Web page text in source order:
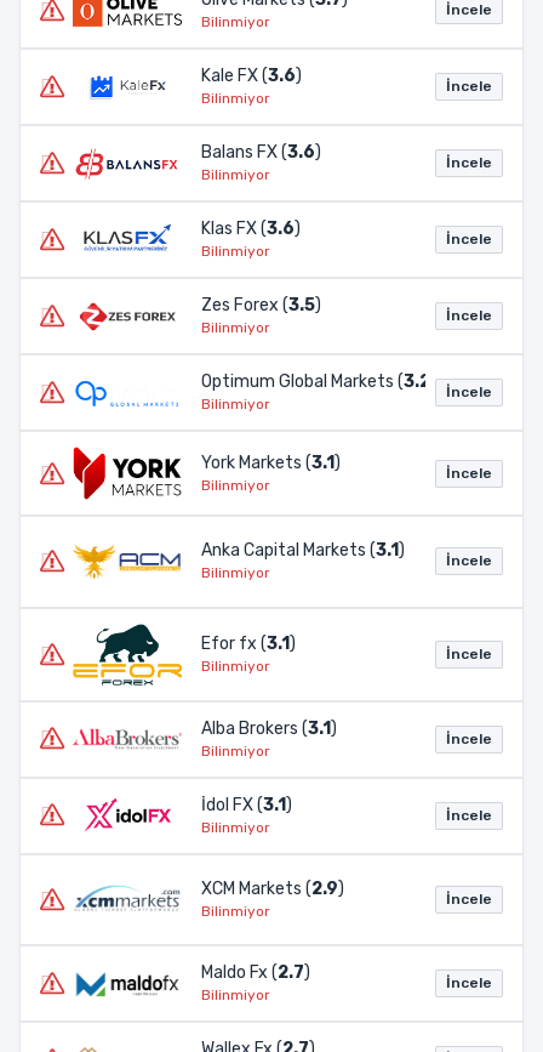
Bilinmiyor
İncele
Kale FX (3.6)
Bilinmiyor
İncele
Balans FX (3.6)
Bilinmiyor
İncele
Klas FX (3.6)
Bilinmiyor
İncele
Zes Forex (3.5)
Bilinmiyor
İncele
Optimum Global Markets (3.2 )
Bilinmiyor
İncele
York Markets (3.1)
Bilinmiyor
İncele
Anka Capital Markets (3.1)
Bilinmiyor
İncele
Efor fx (3.1)
Bilinmiyor
İncele
Alba Brokers (3.1)
Bilinmiyor
İncele
İdol FX (3.1)
Bilinmiyor
İncele
XCM Markets (2.9)
Bilinmiyor
İncele
Maldo Fx (2.7)
Bilinmiyor
İncele